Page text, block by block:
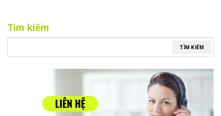
Tìm kiếm
TÌM KIẾM